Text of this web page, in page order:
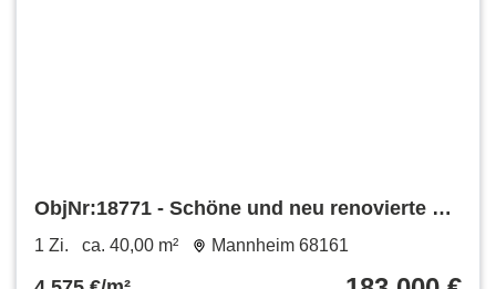
ObjNr:18771 - Schöne und neu renovierte 1-
Zimmer ETW mit Balkon in Mannheim
1 Zi. ca. 40,00 m² Mannheim 68161